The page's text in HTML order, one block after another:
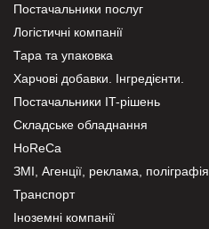
Постачальники послуг
Логістичні компанії
Тара та упаковка
Харчові добавки. Інгредієнти.
Постачальники IT-рішень
Складське обладнання
HoReCa
ЗМІ, Агенції, реклама, поліграфія
Транспорт
Іноземні компанії